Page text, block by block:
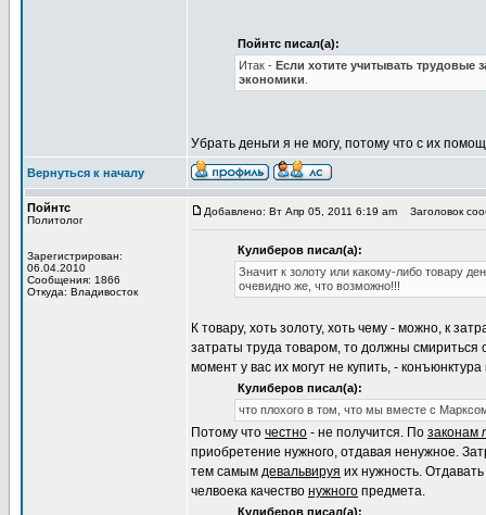
Пойнтс писал(а):
Итак - Если хотите учитывать трудовые
экономики
Убрать деньги я не могу, потому что с их
Вернуться к началу
Пойнтс
Политолог
Зарегистрирован:
06.04.2010
Сообщения: 1866
Откуда: Владивосток
Добавлено: Вт Апр 05, 2011 6:19 am Заголовок
Кулиберов писал(а):
Значит к золоту или какому-либо товару
очевидно же, что возможно!!!
К товару, хоть золоту, хоть чему - можно, к
затраты труда товаром, то должны смириться
момент у вас их могут не купить, - конъюнктура
Кулиберов писал(а):
что плохого в том, что мы вместе с
Потому что честно - не получится. По законам
приобретение нужного, отдавая ненужное.
тем самым девальвируя их нужность.
челвоека качество нужного предмета.
Кулиберов писал(а):